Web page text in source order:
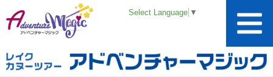
Select Language ▼